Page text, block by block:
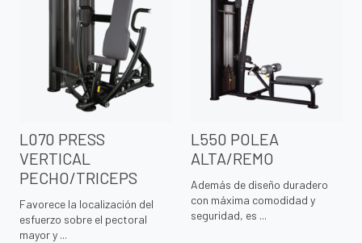
L070 PRESS
VERTICAL
PECHO/TRICEPS
Favorece la localización del
esfuerzo sobre el pectoral
mayor y ...
L550 POLEA
ALTA/REMO
Además de diseño duradero
con máxima comodidad y
seguridad, es ...